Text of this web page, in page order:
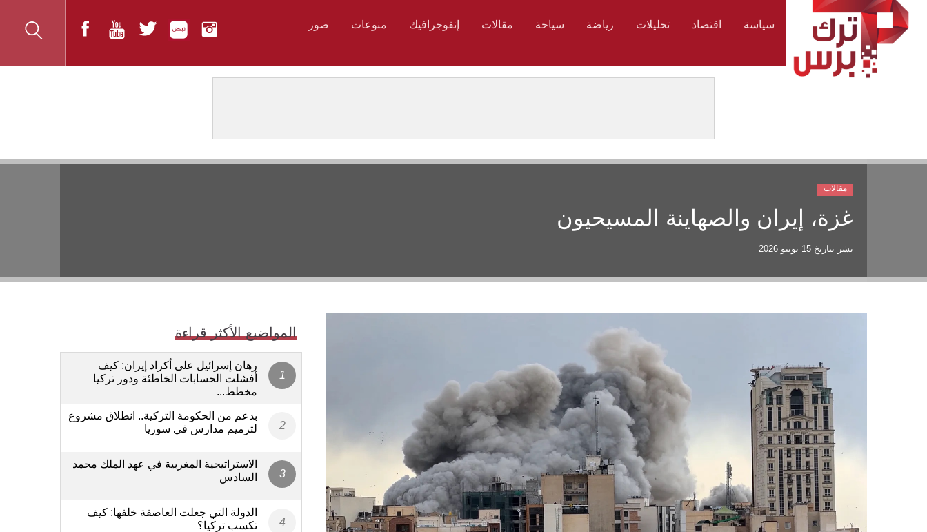
سياسة اقتصاد تحليلات رياضة سياحة مقالات إنفوجرافيك منوعات صور
غزة، إيران والصهاينة المسيحيون
نشر بتاريخ 15 يونيو 2026
مقالات
المواضيع الأكثر قراءة
رهان إسرائيل على أكراد إيران: كيف
أفشلت الحسابات الخاطئة ودور تركيا
مخطط...
بدعم من الحكومة التركية.. انطلاق مشروع
لترميم مدارس في سوريا
الاستراتيجية المغربية في عهد الملك محمد
السادس
الدولة التي جعلت العاصفة خلفها: كيف
تكسب تركيا؟